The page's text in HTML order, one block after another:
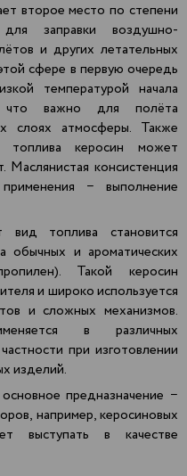
второе место по степени
заправки воздушно-
и других летательных
сфере в первую очередь
температурой начала
что важно для полёта
слоях атмосферы. Также
топлива керосин может
Маслянистая консистенция
− выполнение
вид топлива становится
обычных и ароматических
Такой керосин
и широко используется
и сложных механизмов.
в различных
при изготовлении
изделий.
предназначение −
например, керосиновых
выступать в качестве